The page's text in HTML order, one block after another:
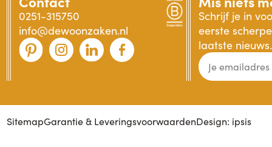
0251-315750
info@dewoonzaken.nl
Schrijf je in
eerste
laatste nieuws.
SitemapGarantie & LeveringsvoorwaardenDesign: ipsis